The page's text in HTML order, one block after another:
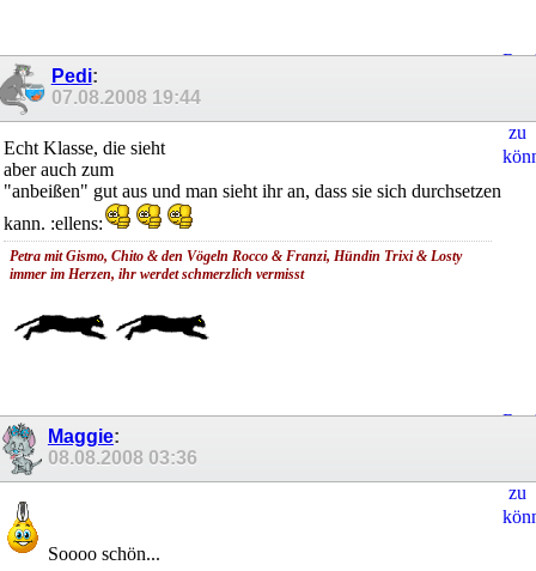
zu
Pedi:
07.08.2008 19:44
Echt Klasse, die sieht
aber auch zum
"anbeißen" gut aus und man sieht ihr an, dass sie sich durchsetzen
kann. :ellens:
Petra mit Gismo, Chito & den Vögeln Rocco & Franzi, Hündin Trixi & Losty
immer im Herzen, ihr werdet schmerzlich vermisst
zu
Maggie:
08.08.2008 03:36
Soooo schön...